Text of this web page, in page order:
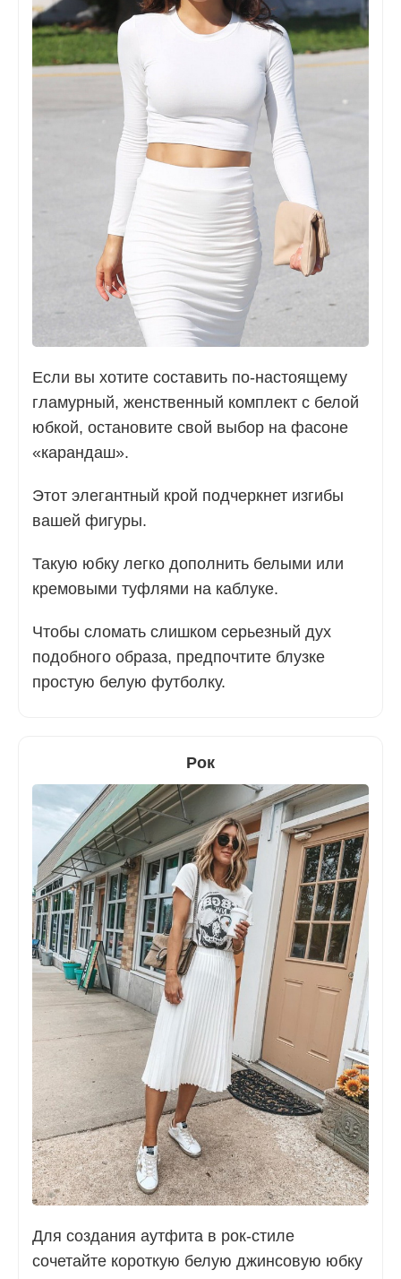
Если вы хотите составить по-настоящему
гламурный, женственный комплект с белой
юбкой, остановите свой выбор на фасоне
«карандаш».
Этот элегантный крой подчеркнет изгибы
вашей фигуры.
Такую юбку легко дополнить белыми или
кремовыми туфлями на каблуке.
Чтобы сломать слишком серьезный дух
подобного образа, предпочтите блузке
простую белую футболку.
Рок
Для создания аутфита в рок-стиле
сочетайте короткую белую джинсовую юбку